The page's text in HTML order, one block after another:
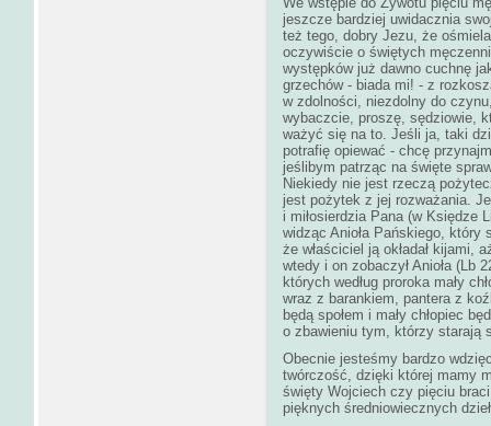
jeszcze bardziej uwidacznia
też tego, dobry Jezu, że
oczywiście o świętych
występków już dawno cuchnę
grzechów - biada mi! - z
w zdolności, niezdolny do
wybaczcie, proszę, sędziowie,
ważyć się na to. Jeśli ja, taki
potrafię opiewać - chcę
jeślibym patrząc na święte
Niekiedy nie jest rzeczą
jest pożytek z jej rozważania.
i miłosierdzia Pana (w Księdze
widząc Anioła Pańskiego, który
że właściciel ją okładał kijami,
wtedy i on zobaczył Anioła (Lb
których według proroka mały
wraz z barankiem, pantera z
będą społem i mały chłopiec
o zbawieniu tym, którzy starają
Obecnie jesteśmy bardzo
twórczość, dzięki której mamy
święty Wojciech czy pięciu
pięknych średniowiecznych